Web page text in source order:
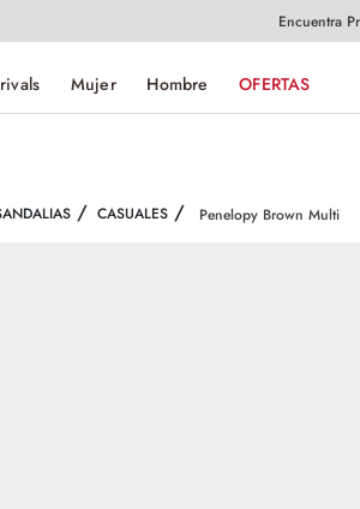
Encuentra
Mujer Hombre OFERTAS
CASUALES Penelopy Brown Multi